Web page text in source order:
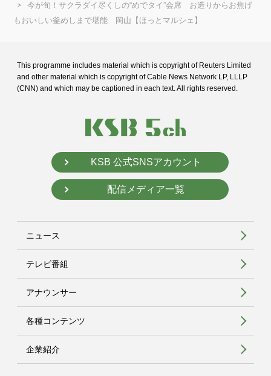
今が旬！サクラダイ尽くしの“めでタイ”会席 お造りからお焦げ
もおいしい釜めしまで堪能 岡山【ほっとマルシェ】
This programme includes material which is copyright of Reuters Limited
and other material which is copyright of Cable News Network LP, LLLP
(CNN) and which may be captioned in each text. All rights reserved.
KSB 公式SNSアカウント
配信メディア一覧
ニュース
テレビ番組
アナウンサー
各種コンテンツ
企業紹介